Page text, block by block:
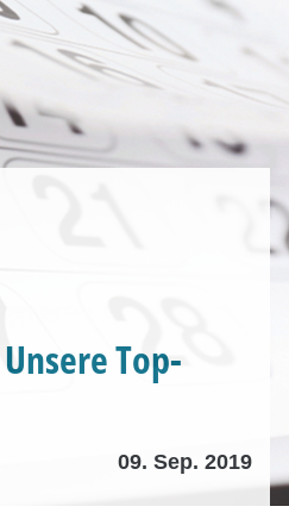
Top-
09. Sep. 2019